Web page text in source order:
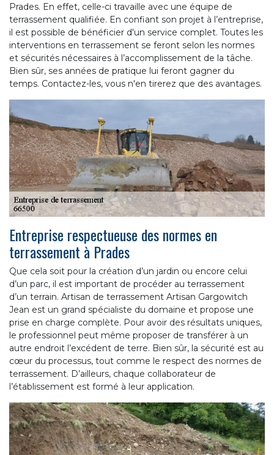
Prades. En effet, celle-ci travaille avec une équipe de
terrassement qualifiée. En confiant son projet à l’entreprise,
il est possible de bénéficier d'un service complet. Toutes les
interventions en terrassement se feront selon les normes
et sécurités nécessaires à l’accomplissement de la tâche.
Bien sûr, ses années de pratique lui feront gagner du
temps. Contactez-les, vous n'en tirerez que des avantages.
Entreprise respectueuse des normes en
terrassement à Prades
Que cela soit pour la création d’un jardin ou encore celui
d’un parc, il est important de procéder au terrassement
d’un terrain. Artisan de terrassement Artisan Gargowitch
Jean est un grand spécialiste du domaine et propose une
prise en charge complète. Pour avoir des résultats uniques,
le professionnel peut même proposer de transférer à un
autre endroit l’excédent de terre. Bien sûr, la sécurité est au
cœur du processus, tout comme le respect des normes de
terrassement. D’ailleurs, chaque collaborateur de
l’établissement est formé à leur application.